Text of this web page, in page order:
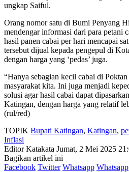
ungkap Saiful.
Orang nomor satu di Bumi Penyang
mendengar informasi dari para petani
hasil panen cabai per hari mencapai
tersebut dijual kepada pengepul di
dengan harga yang ‘pedas’ juga.
“Hanya sebagian kecil cabai di
masyarakat kita. Ini juga menjadi
solusi agar hasil cabai dapat
Katingan, dengan harga yang relatif
(rul/red)
TOPIK Bupati Katingan, Katingan,
Inflasi
Editor Katakata Jumat, 2 Mei 2025
Bagikan artikel ini
Facebook Twitter Whatsapp Whatsapp